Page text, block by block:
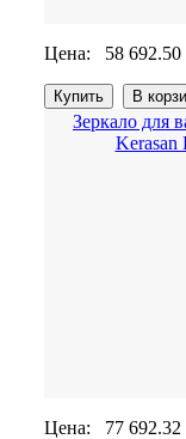
Цена: 58 692.50
Зеркало для
Kerasan
Цена: 77 692.32